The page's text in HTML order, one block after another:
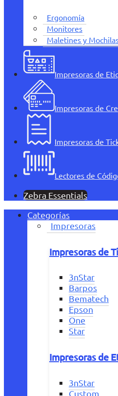
Ergonomía
Monitores
Maletines y
Impresoras de
Impresoras de
Impresoras de
Lectores de
Zebra Essentials
Categorías
Impresoras
Impresoras de
3nStar
Barpos
Bematech
Epson
One
Star
Impresoras de
3nStar
Custom